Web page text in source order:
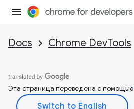
Docs Chrome DevTools
Эта страница переведена с помощью